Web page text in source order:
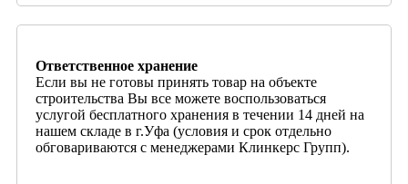
Ответственное хранение
Если вы не готовы принять товар на объекте
строительства Вы все можете воспользоваться
услугой бесплатного хранения в течении 14 дней на
нашем складе в г.Уфа (условия и срок отдельно
обговариваются с менеджерами Клинкерс Групп).